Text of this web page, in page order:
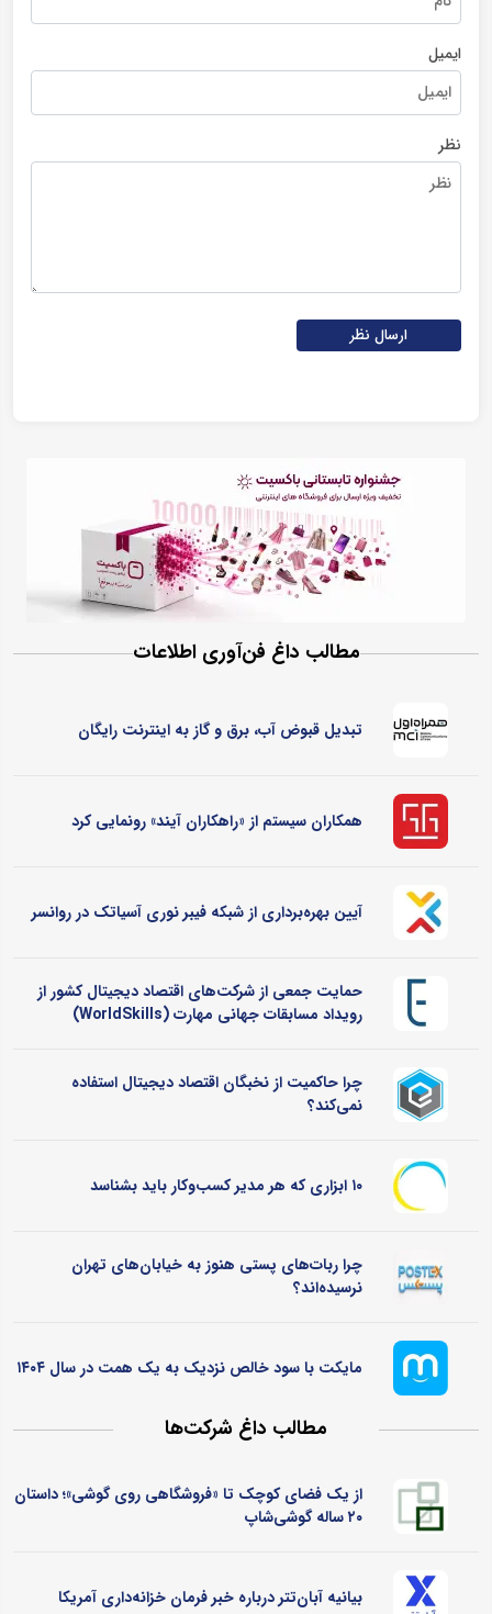
ایمیل
نظر
ارسال نظر
مطالب داغ فن‌آوری اطلاعات
تبدیل قبوض آب، برق و گاز به اینترنت رایگان
همکاران سیستم از «راهکاران آیند» رونمایی کرد
آیین بهره‌برداری از شبکه فیبر نوری آسیاتک در روانسر
حمایت جمعی از شرکت‌های اقتصاد دیجیتال کشور از
رویداد مسابقات جهانی مهارت (WorldSkills)
چرا حاکمیت از نخبگان اقتصاد دیجیتال استفاده
نمی‌کند؟
۱۰ ابزاری که هر مدیر کسب‌وکار باید بشناسد
چرا ربات‌های پستی هنوز به خیابان‌های تهران
نرسیده‌اند؟
مایکت با سود خالص نزدیک به یک همت در سال ۱۴۰۴
مطالب داغ شرکت‌ها
از یک فضای کوچک تا «فروشگاهی روی گوشی»؛ داستان
۲۰ ساله گوشی‌شاپ
بیانیه آبان‌تتر درباره خبر فرمان خزانه‌داری آمریکا